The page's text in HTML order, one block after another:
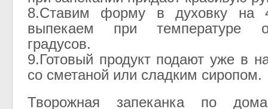
8.Ставим форму в духовку на
выпекаем при температуре
градусов.
9.Готовый продукт подают уже в
со сметаной или сладким сиропом.
Творожная запеканка по